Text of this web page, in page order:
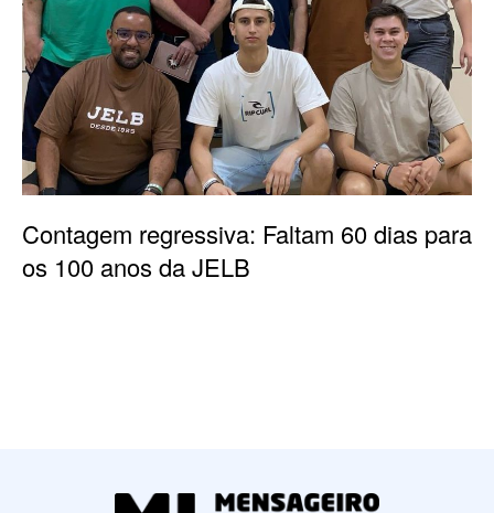
Contagem regressiva: Faltam 60 dias para
os 100 anos da JELB